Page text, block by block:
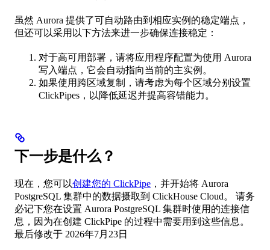
虽然 Aurora 提供了可自动路由到相应实例的稳定端点，
但还可以采用以下方法来进一步确保连接稳定：
对于高可用部署，请将应用程序配置为使用 Aurora
写入端点，它会自动指向当前的主实例。
如果使用跨区域复制，请考虑为每个区域分别设置
ClickPipes，以降低延迟并提高容错能力。
下一步是什么？
现在，您可以创建您的 ClickPipe ，并开始将 Aurora
PostgreSQL 集群中的数据摄取到 ClickHouse Cloud。 请务
必记下您在设置 Aurora PostgreSQL 集群时使用的连接信
息，因为在创建 ClickPipe 的过程中需要用到这些信息。
最后修改于 2026年7月23日